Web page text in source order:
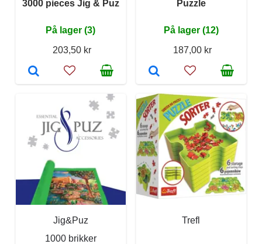
3000 pieces Jig & Puz
På lager (3)
203,50 kr
Puzzle
På lager (12)
187,00 kr
Jig&Puz
1000 brikker
Trefl